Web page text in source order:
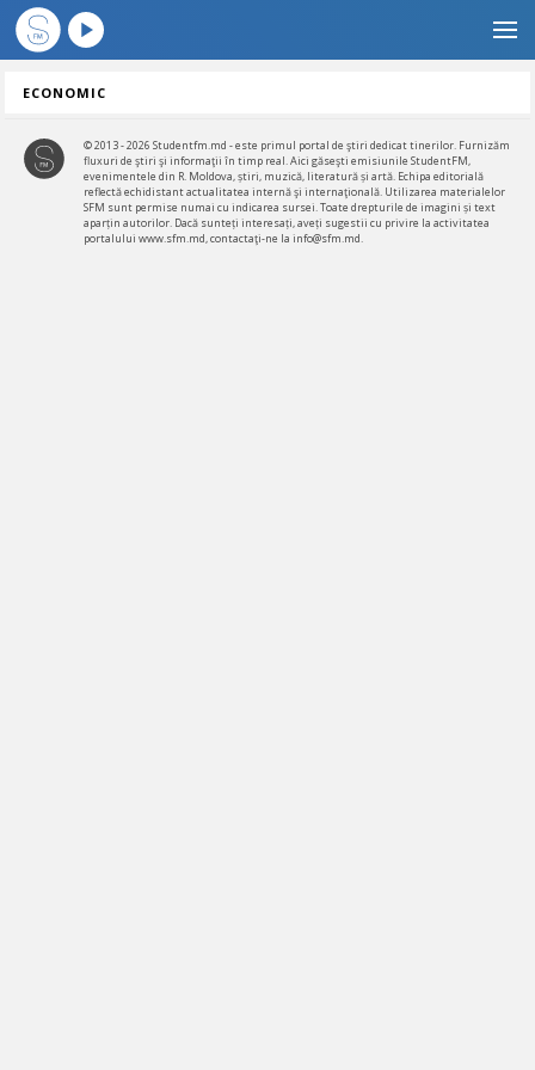
ECONOMIC
© 2013 - 2026 Studentfm.md - este primul portal de ştiri dedicat tinerilor. Furnizăm
fluxuri de ştiri şi informaţii în timp real. Aici găseşti emisiunile StudentFM,
evenimentele din R. Moldova, știri, muzică, literatură și artă. Echipa editorială
reflectă echidistant actualitatea internă şi internaţională. Utilizarea materialelor
SFM sunt permise numai cu indicarea sursei. Toate drepturile de imagini și text
aparțin autorilor. Dacă sunteți interesați, aveți sugestii cu privire la activitatea
portalului www.sfm.md, contactaţi-ne la info@sfm.md.